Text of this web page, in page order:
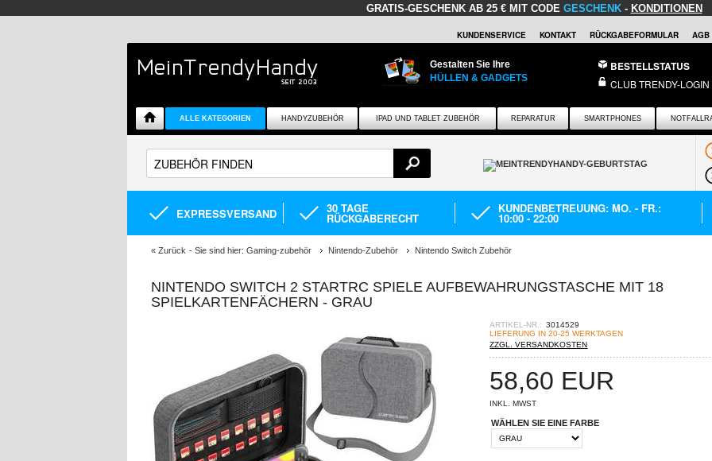
GRATIS-GESCHENK AB 25 € MIT CODE GESCHENK- KONDITIONEN
KUNDENSERVICE KONTAKT RÜCKGABEFORMULAR AGB
Gestalten Sie Ihre
HÜLLEN & GADGETS
BESTELLSTATUS
CLUB TRENDY-LOGIN
ALLE KATEGORIEN HANDYZUBEHÖR IPAD UND TABLET ZUBEHÖR REPARATUR SMARTPHONES
EXPRESSVERSAND 30 TAGE
RÜCKGABERECHT
KUNDENBETREUUNG: MO. - FR.:
10:00 - 22:00
« Zurück - Sie sind hier: Gaming-zubehör Nintendo-Zubehör Nintendo Switch Zubehör
NINTENDO SWITCH 2 STARTRC SPIELE AUFBEWAHRUNGSTASCHE MIT 18
SPIELKARTENFÄCHERN - GRAU
ARTIKEL-NR.: 3014529
LIEFERUNG IN 20-25 WERKTAGEN
ZZGL. VERSANDKOSTEN
58,60 EUR
INKL. MWST
WÄHLEN SIE EINE FARBE